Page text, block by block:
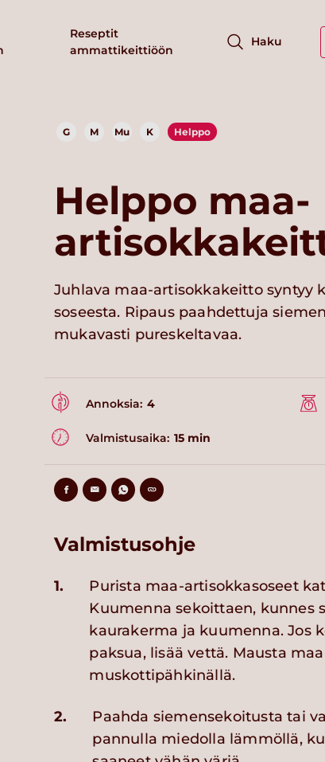
Reseptit
ammattikeittiöön
Haku
G M Mu K Helppo
Helppo maa-
Juhlava maa-artisokkakeitto syntyy
soseesta. Ripaus paahdettuja
mukavasti pureskeltavaa.
Annoksia: 4
Valmistusaika: 15 min
Valmistusohje
1.
Purista maa-artisokkasoseet
Kuumenna sekoittaen, kunnes
kaurakerma ja kuumenna. Jos
paksua, lisää vettä. Mausta
muskottipähkinällä.
2.
Paahda siemensekoitusta tai
pannulla miedolla lämmöllä,